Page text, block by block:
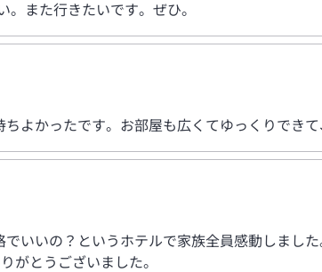
また行きたいです。ぜひ。
よかったです。お部屋も広くてゆっくりできて
いいの？というホテルで家族全員感動しまし
がとうございました。